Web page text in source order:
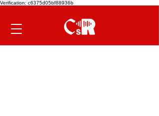
Verification: c6375d05bf88936b